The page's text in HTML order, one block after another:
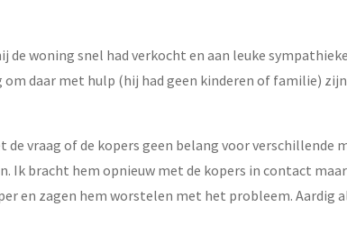
woning snel had verkocht en aan leuke
daar met hulp (hij had geen kinderen of familie)
vraag of de kopers geen belang voor verschillende
bracht hem opnieuw met de kopers in contact maar
en zagen hem worstelen met het probleem. Aardig